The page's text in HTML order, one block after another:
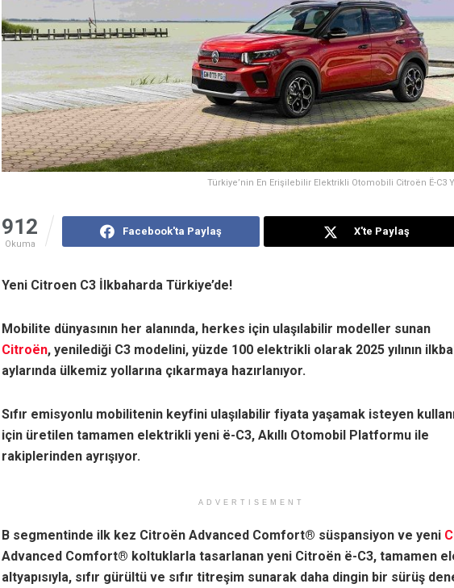
Türkiye’nin En Erişilebilir Elektrikli Otomobili Citroën Ë-C3
912
Okuma
Facebook'ta Paylaş X'te Paylaş
Yeni Citroen C3 İlkbaharda Türkiye’de!
Mobilite dünyasının her alanında, herkes için ulaşılabilir modeller sunan
Citroën, yenilediği C3 modelini, yüzde 100 elektrikli olarak 2025 yılının
aylarında ülkemiz yollarına çıkarmaya hazırlanıyor.
Sıfır emisyonlu mobilitenin keyfini ulaşılabilir fiyata yaşamak isteyen
için üretilen tamamen elektrikli yeni ë-C3, Akıllı Otomobil Platformu ile
rakiplerinden ayrışıyor.
ADVERTISEMENT
B segmentinde ilk kez Citroën Advanced Comfort® süspansiyon ve yeni
Advanced Comfort® koltuklarla tasarlanan yeni Citroën ë-C3, tamamen
altyapısıyla, sıfır gürültü ve sıfır titreşim sunarak daha dingin bir sürüş